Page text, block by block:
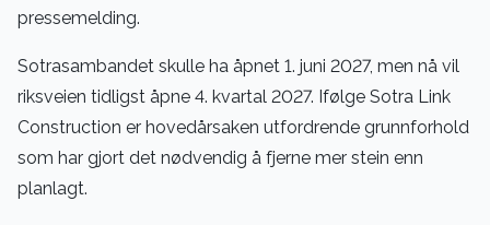
pressemelding.
Sotrasambandet skulle ha åpnet 1. juni 2027, men nå vil
riksveien tidligst åpne 4. kvartal 2027. Ifølge Sotra Link
Construction er hovedårsaken utfordrende grunnforhold
som har gjort det nødvendig å fjerne mer stein enn
planlagt.